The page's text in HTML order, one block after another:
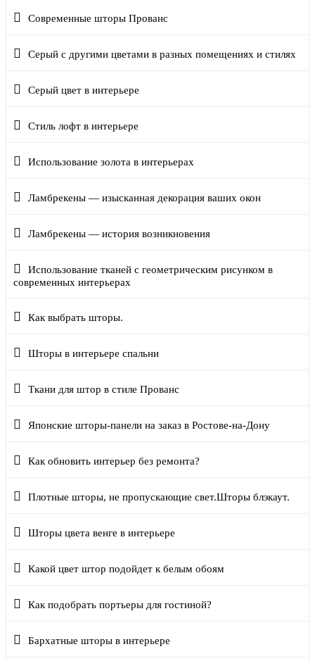
Современные шторы Прованс
Серый с другими цветами в разных помещениях и стилях
Серый цвет в интерьере
Стиль лофт в интерьере
Использование золота в интерьерах
Ламбрекены — изысканная декорация ваших окон
Ламбрекены — история возникновения
Использование тканей с геометрическим рисунком в
современных интерьерах
Как выбрать шторы.
Шторы в интерьере спальни
Ткани для штор в стиле Прованс
Японские шторы-панели на заказ в Ростове-на-Дону
Как обновить интерьер без ремонта?
Плотные шторы, не пропускающие свет.Шторы блэкаут.
Шторы цвета венге в интерьере
Какой цвет штор подойдет к белым обоям
Как подобрать портьеры для гостиной?
Бархатные шторы в интерьере